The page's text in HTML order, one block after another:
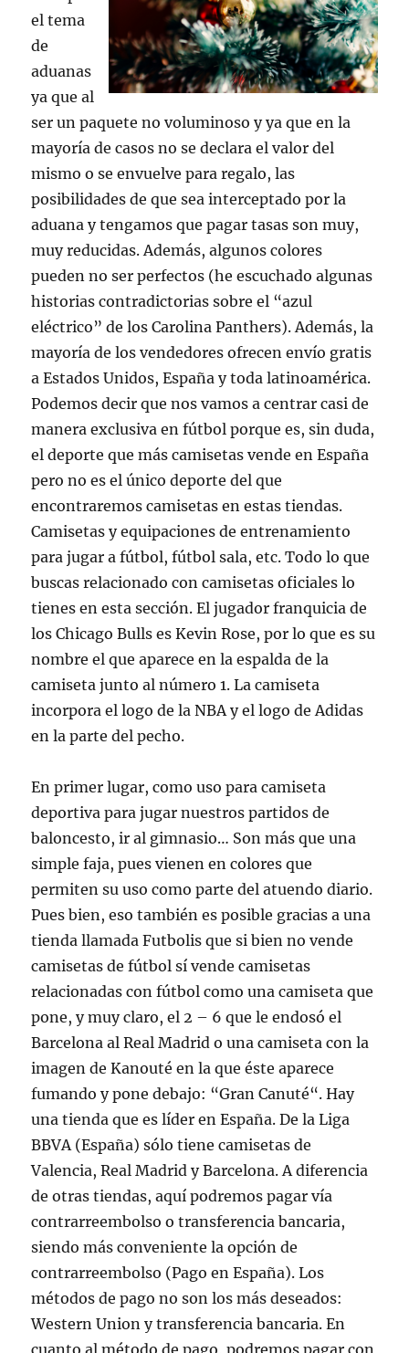
el tema
de
aduanas
ya que al
ser un paquete no voluminoso y ya que en la
mayoría de casos no se declara el valor del
mismo o se envuelve para regalo, las
posibilidades de que sea interceptado por la
aduana y tengamos que pagar tasas son muy,
muy reducidas. Además, algunos colores
pueden no ser perfectos (he escuchado algunas
historias contradictorias sobre el “azul
eléctrico” de los Carolina Panthers). Además, la
mayoría de los vendedores ofrecen envío gratis
a Estados Unidos, España y toda latinoamérica.
Podemos decir que nos vamos a centrar casi de
manera exclusiva en fútbol porque es, sin duda,
el deporte que más camisetas vende en España
pero no es el único deporte del que
encontraremos camisetas en estas tiendas.
Camisetas y equipaciones de entrenamiento
para jugar a fútbol, fútbol sala, etc. Todo lo que
buscas relacionado con camisetas oficiales lo
tienes en esta sección. El jugador franquicia de
los Chicago Bulls es Kevin Rose, por lo que es su
nombre el que aparece en la espalda de la
camiseta junto al número 1. La camiseta
incorpora el logo de la NBA y el logo de Adidas
en la parte del pecho.
En primer lugar, como uso para camiseta
deportiva para jugar nuestros partidos de
baloncesto, ir al gimnasio… Son más que una
simple faja, pues vienen en colores que
permiten su uso como parte del atuendo diario.
Pues bien, eso también es posible gracias a una
tienda llamada Futbolis que si bien no vende
camisetas de fútbol sí vende camisetas
relacionadas con fútbol como una camiseta que
pone, y muy claro, el 2 – 6 que le endosó el
Barcelona al Real Madrid o una camiseta con la
imagen de Kanouté en la que éste aparece
fumando y pone debajo: “Gran Canuté“. Hay
una tienda que es líder en España. De la Liga
BBVA (España) sólo tiene camisetas de
Valencia, Real Madrid y Barcelona. A diferencia
de otras tiendas, aquí podremos pagar vía
contrarreembolso o transferencia bancaria,
siendo más conveniente la opción de
contrarreembolso (Pago en España). Los
métodos de pago no son los más deseados:
Western Union y transferencia bancaria. En
cuanto al método de pago, podremos pagar con